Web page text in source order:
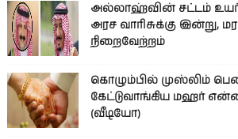
அல்லாஹ்வின் சட்டம்
அரச வாரிசுக்கு
நிறைவேற்றம்
கொழும்பில் முஸ்லிம்
கேட்டுவாங்கிய மஹர் என்ன
(வீடியோ)